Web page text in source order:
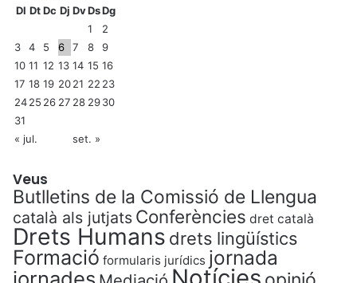
Dl DtDc Dj DvDsDg
1
2
3
4 5 6 7 8
9
10 11 12 13 14 15 16
17 18 19 2021 22 23
2425 26 27 28 2930
31
« jul.
set. »
Veus
Butlletins de la Comissió de Llengua
català als jutjats Conferències dret català
Drets Humans drets lingüístics
Formació formularis jurídics jornada